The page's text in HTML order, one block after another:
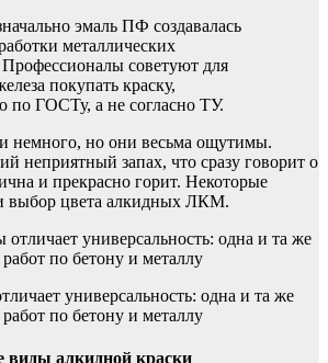
эмаль ПФ создавалась
металлических
советуют для
покупать краску,
по ГОСТу, а не согласно ТУ.
немного, но они весьма ощутимы.
неприятный запах, что сразу говорит о
и прекрасно горит. Некоторые
выбор цвета алкидных ЛКМ.
универсальность: одна и та же
по бетону и металлу
алкидной краски